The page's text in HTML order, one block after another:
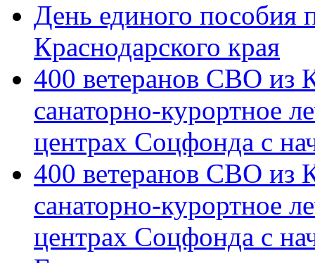
День единого пособия
Краснодарского края
400 ветеранов СВО из
санаторно-курортное
центрах Соцфонда с
400 ветеранов СВО из
санаторно-курортное
центрах Соцфонда с